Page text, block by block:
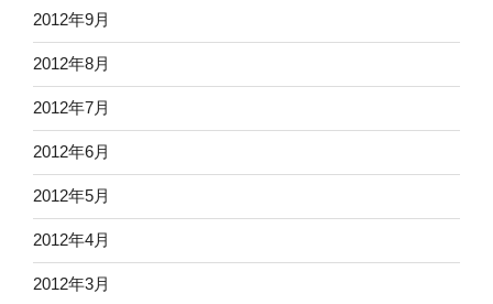
2012年9月
2012年8月
2012年7月
2012年6月
2012年5月
2012年4月
2012年3月